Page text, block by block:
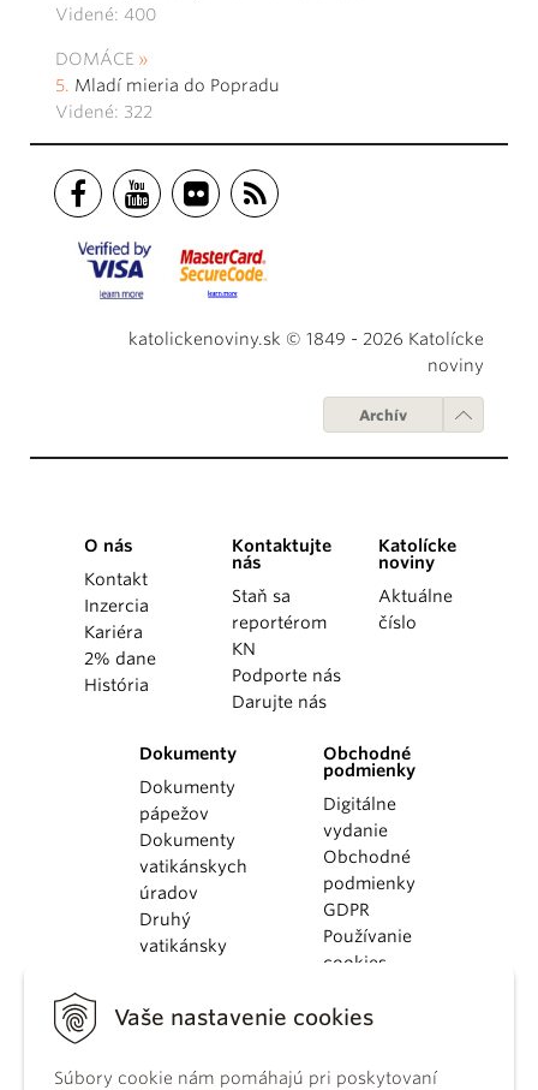
Vaše nastavenie cookies
Súbory cookie nám pomáhajú pri poskytovaní
Videné: 400
DOMÁCE
Mladí mieria do Popradu
Videné: 322
katolickenoviny.sk © 1849 - 2026 Katolícke
noviny
Archív
O nás
Kontakt
Inzercia
Kariéra
2% dane
História
Kontaktujte
nás
Staň sa
reportérom
KN
Podporte nás
Darujte nás
Katolícke
noviny
Aktuálne
číslo
Dokumenty
Dokumenty
pápežov
Dokumenty
vatikánskych
úradov
Druhý
vatikánsky
KBS
kánonického
Obchodné
podmienky
Digitálne
vydanie
Obchodné
podmienky
GDPR
Používanie
cookies